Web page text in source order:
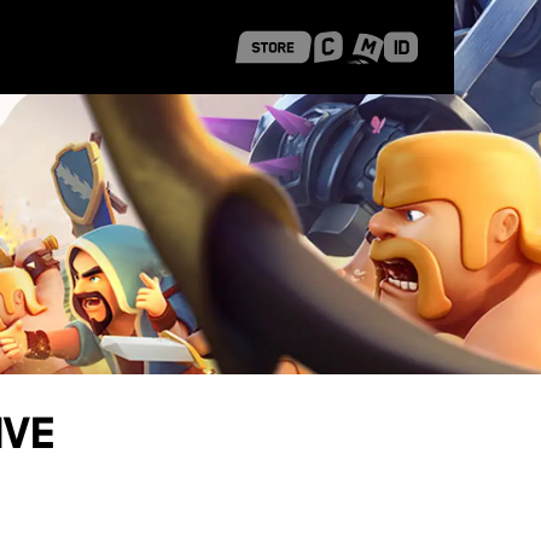
Career Stories